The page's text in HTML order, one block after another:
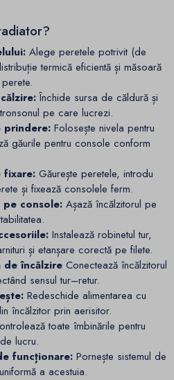
Alege peretele potrivit (de
termică eficientă și măsoară
Închide sursa de căldură și
pe care lucrezi.
prindere: Folosește nivela pentru
găurile pentru console conform
fixare: Găurește peretele, introdu
și fixează consolele ferm.
console: Așază încălzitorul pe
Instalează robinetul tur,
și etanșare corectă pe filete.
de încălzire Conectează încălzitorul
sensul tur–retur.
Redeschide alimentarea cu
încălzitor prin aerisitor.
toate îmbinările pentru
lucru.
funcționare: Pornește sistemul de
a acestuia.